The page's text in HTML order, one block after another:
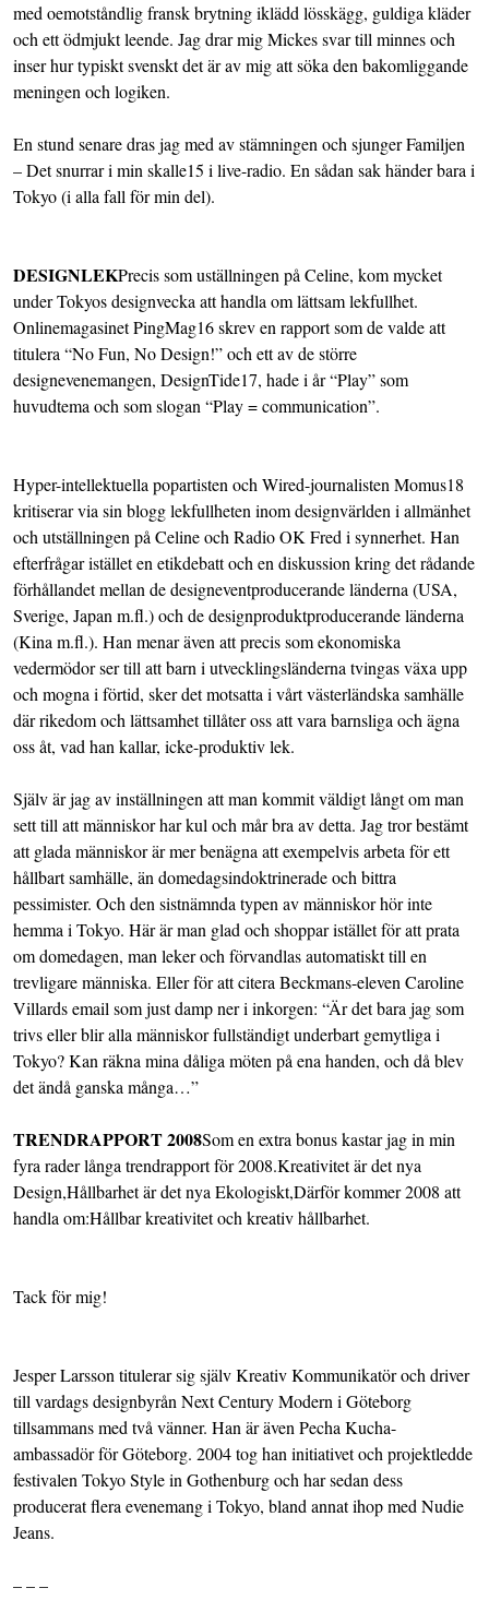
med oemotståndlig fransk brytning iklädd lösskägg, guldiga kläder
och ett ödmjukt leende. Jag drar mig Mickes svar till minnes och
inser hur typiskt svenskt det är av mig att söka den bakomliggande
meningen och logiken.
En stund senare dras jag med av stämningen och sjungerFamiljen
– Det snurrar i min skalle15 i live-radio. En sådan sak händer bara i
Tokyo (i alla fall för min del).
DESIGNLEKPrecis som uställningen på Celine, kom mycket
under Tokyos designvecka att handla om lättsam lekfullhet.
OnlinemagasinetPingMag16 skrev en rapport som de valde att
titulera “No Fun, No Design!” och ett av de större
designevenemangen, DesignTide17, hade i år “Play” som
huvudtema och som slogan “Play = communication”.
Hyper-intellektuella popartisten och Wired-journalisten Momus18
kritiserar via sin blogg lekfullheten inom designvärlden i allmänhet
och utställningen på Celine och Radio OK Fred i synnerhet. Han
efterfrågar istället en etikdebatt och en diskussion kring det rådande
förhållandet mellan de designeventproducerande länderna (USA,
Sverige, Japan m.fl.) och de designproduktproducerande länderna
(Kina m.fl.). Han menar även att precis som ekonomiska
vedermödor ser till att barn i utvecklingsländerna tvingas växa upp
och mogna i förtid, sker det motsatta i vårt västerländska samhälle
där rikedom och lättsamhet tillåter oss att vara barnsliga och ägna
oss åt, vad han kallar, icke-produktiv lek.
Själv är jag av inställningen att man kommit väldigt långt om man
sett till att människor har kul och mår bra av detta. Jag tror bestämt
att glada människor är mer benägna att exempelvis arbeta för ett
hållbart samhälle, än domedagsindoktrinerade och bittra
pessimister. Och den sistnämnda typen av människor hör inte
hemma i Tokyo. Här är man glad och shoppar istället för att prata
om domedagen, man leker och förvandlas automatiskt till en
trevligare människa. Eller för att citera Beckmans-eleven Caroline
Villards email som just damp ner i inkorgen: “Är det bara jag som
trivs eller blir alla människor fullständigt underbart gemytliga i
Tokyo? Kan räkna mina dåliga möten på ena handen, och då blev
det ändå ganska många…”
TRENDRAPPORT 2008Som en extra bonus kastar jag in min
fyra rader långa trendrapport för 2008.Kreativitet är det nya
Design,Hållbarhet är det nya Ekologiskt,Därför kommer 2008 att
handla om:Hållbar kreativitet och kreativ hållbarhet.
Tack för mig!
Jesper Larsson titulerar sig själv Kreativ Kommunikatör och driver
till vardags designbyrån Next Century Modern i Göteborg
tillsammans med två vänner. Han är även Pecha Kucha-
ambassadör för Göteborg. 2004 tog han initiativet och projektledde
festivalen Tokyo Style in Gothenburg och har sedan dess
producerat flera evenemang i Tokyo, bland annat ihop med Nudie
Jeans.
– – –